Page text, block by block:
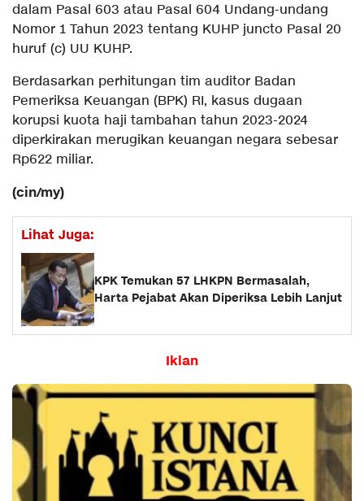
dalam Pasal 603 atau Pasal 604 Undang-undang
Nomor 1 Tahun 2023 tentang KUHP juncto Pasal 20
huruf (c) UU KUHP.
Berdasarkan perhitungan tim auditor Badan
Pemeriksa Keuangan (BPK) RI, kasus dugaan
korupsi kuota haji tambahan tahun 2023-2024
diperkirakan merugikan keuangan negara sebesar
Rp622 miliar.
(cin/my)
Lihat Juga:
KPK Temukan 57 LHKPN Bermasalah,
Harta Pejabat Akan Diperiksa Lebih Lanjut
Iklan